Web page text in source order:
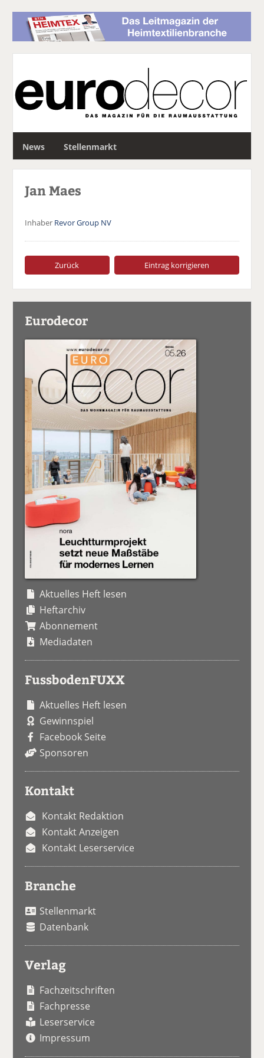
News Stellenmarkt
c
Jan Maes
Inhaber Revor Group NV
Zurück Eintrag korrigieren
Eurodecor
Aktuelles Heft lesen
Heftarchiv
Abonnement
Mediadaten
FussbodenFUXX
Aktuelles Heft lesen
Gewinnspiel
Facebook Seite
Sponsoren
Kontakt
Kontakt Redaktion
Kontakt Anzeigen
Kontakt Leserservice
Branche
Stellenmarkt
Datenbank
Verlag
Fachzeitschriften
Fachpresse
Leserservice
Impressum